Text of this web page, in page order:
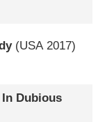
(USA2017)
Dubious